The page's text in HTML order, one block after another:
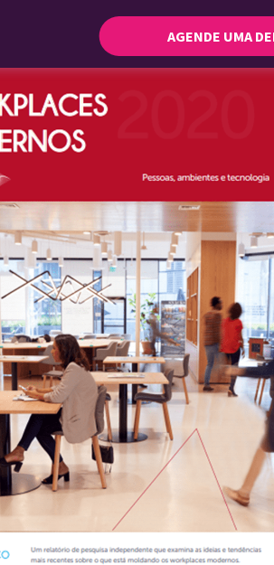
AGENDE UMA